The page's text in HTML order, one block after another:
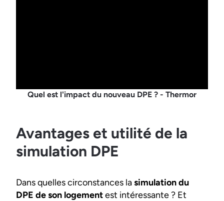
Quel est l'impact du nouveau DPE ? - Thermor
Avantages et utilité de la
simulation DPE
Dans quelles circonstances lasimulation du
DPE de son logementest intéressante ? Et